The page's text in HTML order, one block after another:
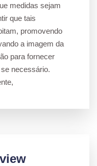
medidas sejam
que tais
promovendo
a imagem da
para fornecer
necessário.